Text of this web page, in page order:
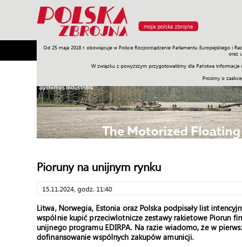
moja polska zbrojna
Od 25 maja 2018 r. obowiązuje w Polsce Rozporządzenie Parlamentu Europejskiego i
oraz
W związku z powyższym przygotowaliśmy dla Państwa
Prosimy o
Armia Poligon Sprzęt Misje Polityka Prawo
Pioruny na unijnym rynku
15.11.2024, godz. 11:40
Litwa, Norwegia, Estonia oraz Polska podpisały list
wspólnie kupić przeciwlotnicze zestawy rakietowe Piorun
unijnego programu EDIRPA. Na razie wiadomo, że w
dofinansowanie wspólnych zakupów amunicji.